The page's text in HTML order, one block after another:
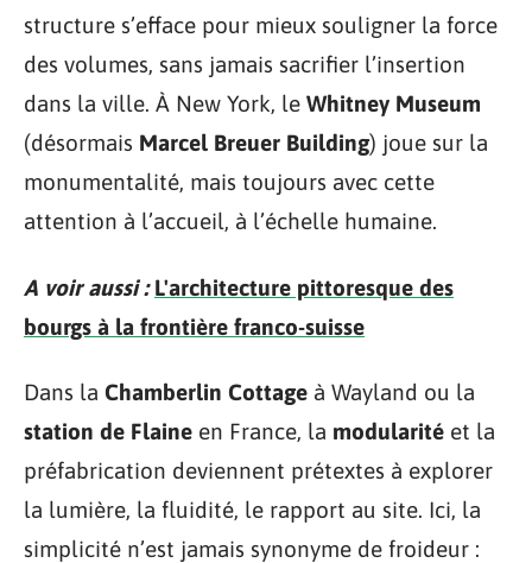
structure s’efface pour mieux souligner la force
des volumes, sans jamais sacrifier l’insertion
dans la ville. À New York, le Whitney Museum
(désormais Marcel Breuer Building) joue sur la
monumentalité, mais toujours avec cette
attention à l’accueil, à l’échelle humaine.
A voir aussi : L'architecture pittoresque des
bourgs à la frontière franco-suisse
Dans la Chamberlin Cottage à Wayland ou la
station de Flaine en France, la modularité et la
préfabrication deviennent prétextes à explorer
la lumière, la fluidité, le rapport au site. Ici, la
simplicité n’est jamais synonyme de froideur :